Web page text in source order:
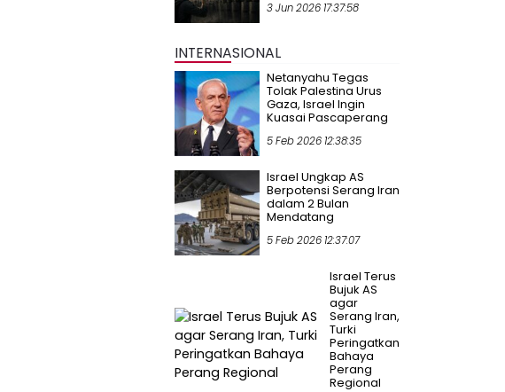
3 Jun 2026 17:37:58
INTERNASIONAL
Netanyahu Tegas
Tolak Palestina Urus
Gaza, Israel Ingin
Kuasai Pascaperang
5 Feb 2026 12:38:35
Israel Ungkap AS
Berpotensi Serang Iran
dalam 2 Bulan
Mendatang
5 Feb 2026 12:37:07
Israel Terus
Bujuk AS
agar
Serang Iran,
Turki
Peringatkan
Bahaya
Perang
Regional